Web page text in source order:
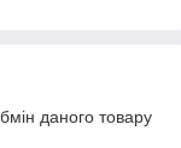
даного товару